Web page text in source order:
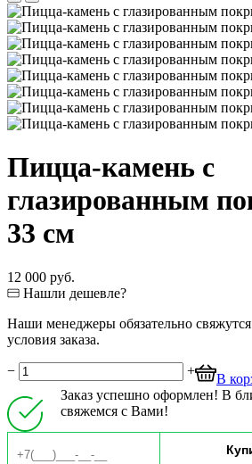
Пицца-камень с
глазированным
33 см
12 000 руб.
Нашли дешевле?
Наши менеджеры обязательно
условия заказа.
− +
В
Заказ успешно оформлен! В
свяжемся с Вами!